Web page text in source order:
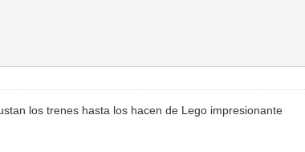
los trenes hasta los hacen de Lego impresionante